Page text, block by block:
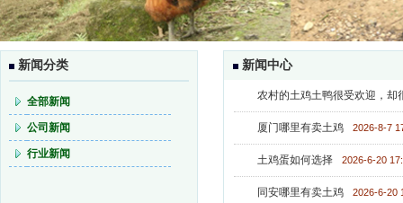
新闻分类
全部新闻
公司新闻
行业新闻
新闻中心
农村的土鸡土鸭很受欢迎，
厦门哪里有卖土鸡 2026-8-7
土鸡蛋如何选择 2026-6-20
同安哪里有卖土鸡 2026-6-20